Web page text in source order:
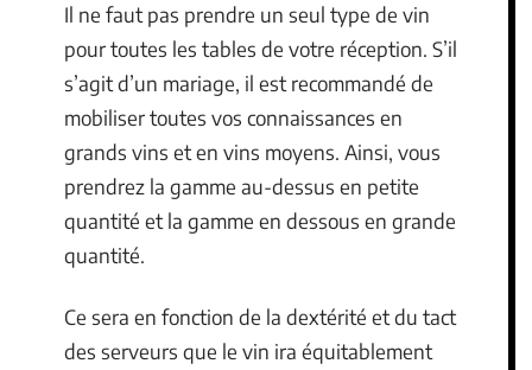
Il ne faut pas prendre un seul type de vin
pour toutes les tables de votre réception. S’il
s’agit d’un mariage, il est recommandé de
mobiliser toutes vos connaissances en
grands vins et en vins moyens. Ainsi, vous
prendrez la gamme au-dessus en petite
quantité et la gamme en dessous en grande
quantité.
Ce sera en fonction de la dextérité et du tact
des serveurs que le vin ira équitablement